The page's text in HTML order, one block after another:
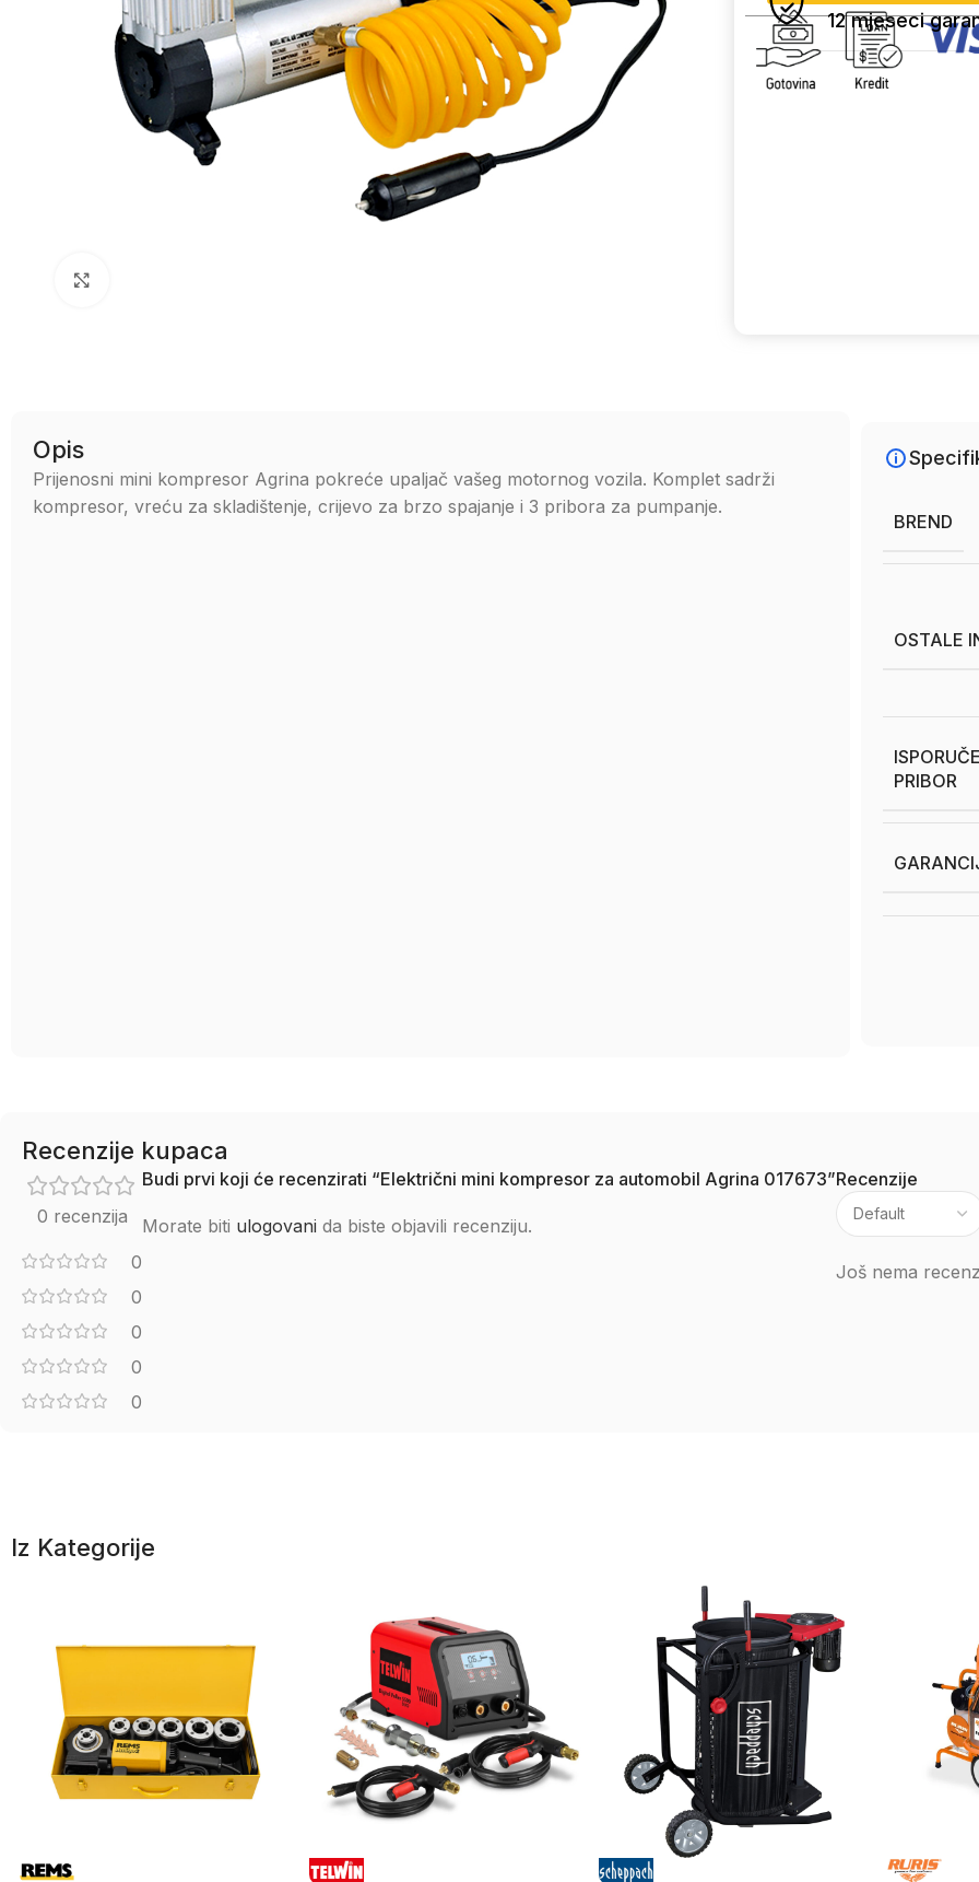
12 mjeseci
Opis
Prijenosni mini kompresor Agrina pokreće upaljač vašeg motornog vozila. Komplet sadrži
kompresor, vreću za skladištenje, crijevo za brzo spajanje i 3 pribora za pumpanje.
BREND
OSTALE
PRIBOR
Recenzije kupaca
0 recenzija
0
0
0
0
0
Recenzije
Još nema
Budi prvi koji će recenzirati “Električni mini kompresor za automobil Agrina 017673”
Morate biti ulogovani da biste objavili recenziju.
Iz Kategorije